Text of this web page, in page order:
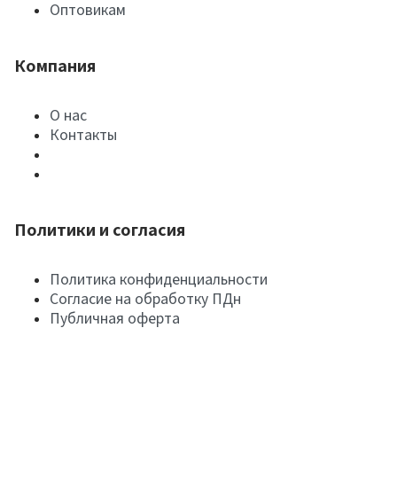
Оптовикам
Компания
О нас
Контакты
Политики и согласия
Политика конфиденциальности
Согласие на обработку ПДн
Публичная оферта